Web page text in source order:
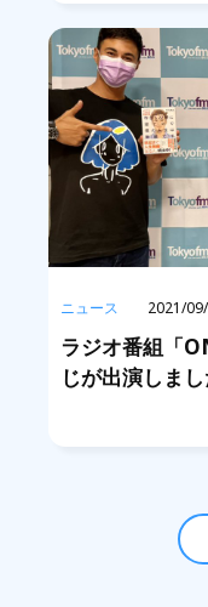
ニュース 2021/09/
ラジオ番組「
じが出演しまし